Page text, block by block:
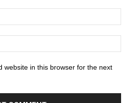
website in this browser for the next